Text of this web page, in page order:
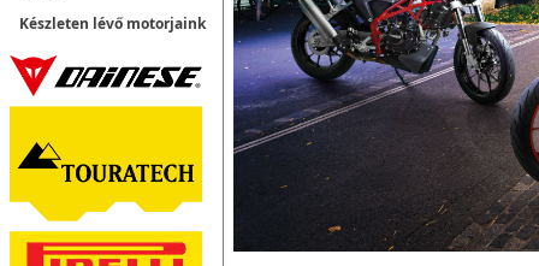
Készleten lévő motorjaink